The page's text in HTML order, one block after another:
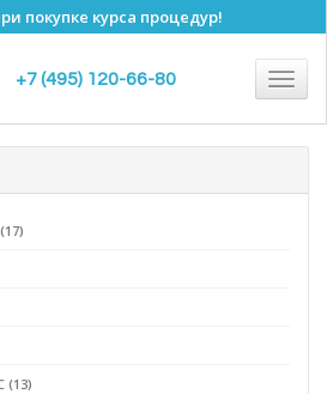
покупке курса процедур!
+7 (495) 120-66-80